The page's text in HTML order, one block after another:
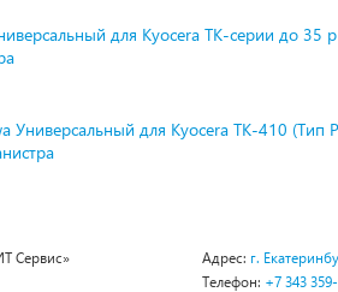
для Kyocera TK-серии до 35
Универсальный для Kyocera TK-410 (Тип
Сервис» Адрес: г.
Телефон: +7 343